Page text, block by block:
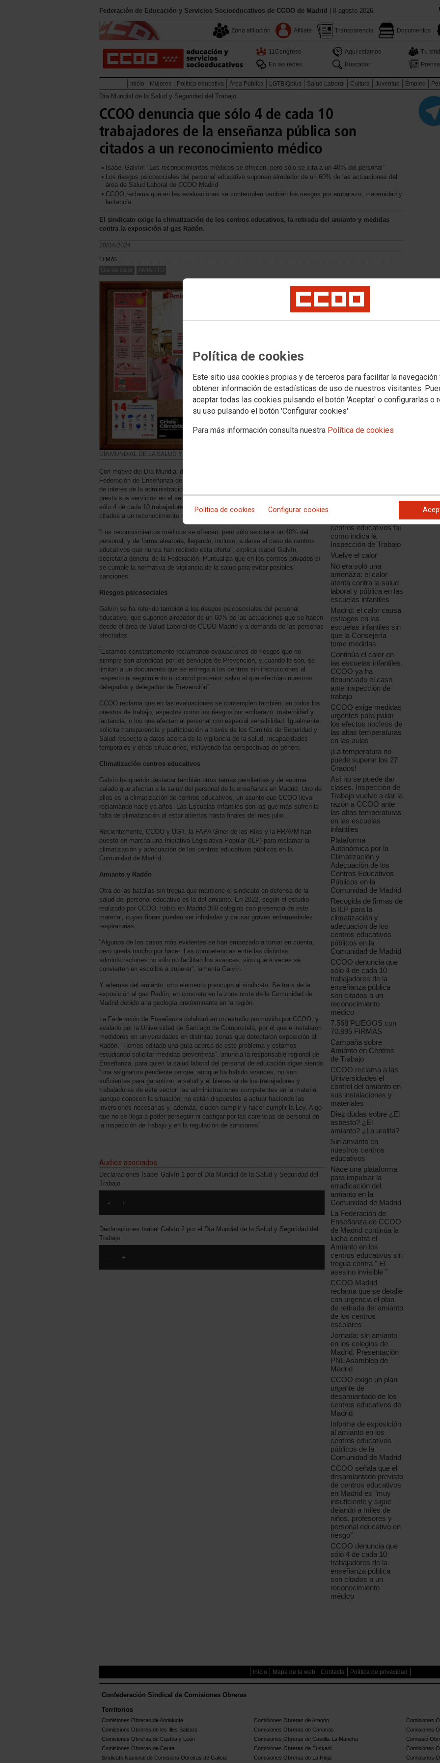
Política de cookies
Este sitio usa cookies propias y de terceros para facilitar la navegación
obtener información de estadísticas de uso de nuestros visitantes.
aceptar todas las cookies pulsando el botón 'Aceptar' o configurarlas o
su uso pulsando el botón 'Configurar cookies'
Para más información consulta nuestra Política de cookies
Política de cookies Configurar cookies
Federación de Educación y Servicios Socioeducativos de CCOO de Madrid | 8 agosto 2026.
Zona afiliación Afiliate Transparencia Documentos
11Congreso Aquí estamos
Tu
En las redes
Buscador Prensa
Inicio Mujeres Política educativa Área Pública LGTBIQplus Salud Laboral Cultura Juventud Empleo
Día Mundial de la Salud y Seguridad del Trabajo
CCOO denuncia que sólo 4 de cada 10
trabajadores de la enseñanza pública son
citados a un reconocimiento médico
Isabel Galvín: “Los reconocimientos médicos se ofrecen, pero sólo se cita a un 40% del personal”
Los riesgos psicosociales del personal educativo suponen alrededor de un 60% de las actuaciones del
área de Salud Laboral de CCOO Madrid
CCOO reclama que en las evaluaciones se contemplen también los riesgos por embarazo, maternidad y
lactancia
El sindicato exige la climatización de los centros educativos, la retirada del amianto y medidas
contra la exposición al gas Radón.
28/04/2024.
TEMAS
Ola de calor AMIANTO
DÍA MUNDIAL DE LA SALUD Y SEGURIDAD DEL TRABAJO 2024
Con motivo del Día Mundial de la Salud y la Seguridad en el Trabajo, la
Federación de Enseñanza de CCOO Madrid ha denunciado la desidia y la falta
de interés de la administración a la hora de proteger la salud del personal que
presta sus servicios en el sector de la educación. El sindicato advierte que
sólo 4 de cada 10 trabajadores y trabajadoras de la enseñanza pública son
citados a un reconocimiento médico.
“Los reconocimientos médicos se ofrecen, pero sólo se cita a un 40% del
personal, y de forma aleatoria, llegando, incluso, a darse el caso de centros
educativos que nunca han recibido esta oferta”, explica Isabel Galvín,
secretaria general de la Federación. Puntualiza que en los centros privados sí
se cumple la normativa de vigilancia de la salud para evitar posibles
sanciones.
Riesgos psicosociales
Galvín se ha referido también a los riesgos psicosociales del personal
educativo, que suponen alrededor de un 60% de las actuaciones que se hacen
desde el área de Salud Laboral de CCOO Madrid y a demanda de las personas
afectadas.
“Estamos constantemente reclamando evaluaciones de riesgos que no
siempre son atendidas por los servicios de Prevención, y cuando lo son, se
limitan a un documento que se entrega a los centros sin instrucciones al
respecto ni seguimiento ni control posterior, salvo el que efectúan nuestras
delegadas y delegados de Prevención”.
CCOO reclama que en las evaluaciones se contemplen también, en todos los
puestos de trabajo, aspectos como los riesgos por embarazo, maternidad y
lactancia, o los que afectan al personal con especial sensibilidad. Igualmente,
solicita transparencia y participación a través de los Comités de Seguridad y
Salud respecto a datos acerca de la vigilancia de la salud, incapacidades
temporales y otras situaciones, incluyendo las perspectivas de género.
Climatización centros educativos
Galvín ha querido destacar también otros temas pendientes y de enorme
calado que afectan a la salud del personal de la enseñanza en Madrid. Uno de
ellos es la climatización de centros educativos, un asunto que CCOO lleva
reclamando hace ya años. Las Escuelas Infantiles son las que más sufren la
falta de climatización al estar abiertas hasta finales del mes julio.
Recientemente, CCOO y UGT, la FAPA Giner de los Ríos y la FRAVM han
puesto en marcha una Iniciativa Legislativa Popular (ILP) para reclamar la
climatización y adecuación de los centros educativos públicos en la
Comunidad de Madrid.
Amianto y Radón
Otra de las batallas sin tregua que mantiene el sindicato en defensa de la
salud del personal educativo es la del amianto. En 2022, según el estudio
realizado por CCOO, había en Madrid 360 colegios con presencia de este
material, cuyas fibras pueden ser inhaladas y causar graves enfermedades
respiratorias.
“Algunos de los casos más evidentes se han empezado a tomar en cuenta,
pero queda mucho por hacer. Las competencias entre las distintas
administraciones no sólo no facilitan los avances, sino que a veces se
convierten en escollos a superar”, lamenta Galvín.
Y además del amianto, otro elemento preocupa al sindicato. Se trata de la
exposición al gas Radón, en concreto en la zona norte de la Comunidad de
Madrid debido a la geología predominante en la región.
La Federación de Enseñanza colaboró en un estudio promovido por CCOO, y
avalado por la Universidad de Santiago de Compostela, por el que e instalaron
medidores en universidades en distintas zonas que detectaron exposición al
Radón. “Hemos editado una guía acerca de este problema y estamos
estudiando solicitar medidas preventivas”, anuncia la responsable regional de
Enseñanza, para quien la salud laboral del personal de educación sigue siendo
“una asignatura pendiente porque, aunque ha habido avances, no son
suficientes para garantizar la salud y el bienestar de los trabajadores y
trabajadoras de este sector. las administraciones competentes en la materia,
aunque conocen la situación, no están dispuestos a actuar haciendo las
inversiones necesarias y, además, eluden cumplir y hacer cumplir la Ley. Algo
que no se llega a poder perseguir ni castigar por las carencias de personal en
la inspección de trabajo y en la regulación de sanciones”
Audios asociados
Declaraciones Isabel Galvín 1 por el Día Mundial de la Salud y Seguridad del
Trabajo
Declaraciones Isabel Galvín 2 por el Día Mundial de la Salud y Seguridad del
Trabajo
Noticias relacionadas
La Inspección de
Consejería de
centros educativos tal
como indica la
Inspección de Trabajo
Vuelve el calor
No era solo una
amenaza: el calor
atenta contra la salud
laboral y pública en las
escuelas infantiles
Madrid: el calor causa
estragos en las
escuelas infantiles sin
que la Consejería
tome medidas
Continúa el calor en
las escuelas infantiles.
CCOO ya ha
denunciado el caso
ante inspección de
trabajo
CCOO exige medidas
urgentes para paliar
los efectos nocivos de
las altas temperaturas
en las aulas
¡La temperatura no
puede superar los 27
Grados!
Así no se puede dar
clases. Inspección de
Trabajo vuelve a dar la
razón a CCOO ante
las altas temperaturas
en las escuelas
infantiles
Plataforma
Autonómica por la
Climatización y
Adecuación de los
Centros Educativos
Públicos en la
Comunidad de Madrid
Recogida de firmas de
la ILP para la
climatización y
adecuación de los
centros educativos
públicos en la
Comunidad de Madrid
CCOO denuncia que
sólo 4 de cada 10
trabajadores de la
enseñanza pública
son citados a un
reconocimiento
médico
7.568 PLIEGOS con
70.895 FIRMAS
Campaña sobre
Amianto en Centros
de Trabajo
CCOO reclama a las
Universidades el
control del amianto en
sus instalaciones y
materiales
Diez dudas sobre ¿El
asbesto? ¿El
amianto? ¿La uralita?
Sin amianto en
nuestros centros
educativos
Nace una plataforma
para impulsar la
erradicación del
amianto en la
Comunidad de Madrid
La Federación de
Enseñanza de CCOO
de Madrid continúa la
lucha contra el
Amianto en los
centros educativos sin
tregua contra " El
asesino invisible "
CCOO Madrid
reclama que se detalle
con urgencia el plan
de retirada del amianto
de los centros
escolares
Jornada: sin amianto
en los colegios de
Madrid. Presentación
PNL Asamblea de
Madrid
CCOO exige un plan
urgente de
desamiantado de los
centros educativos de
Madrid
Informe de exposición
al amianto en los
centros educativos
públicos de la
Comunidad de Madrid
CCOO señala que el
desamiantado previsto
de centros educativos
en Madrid es "muy
insuficiente y sigue
dejando a miles de
niños, profesores y
personal educativo en
riesgo"
CCOO denuncia que
sólo 4 de cada 10
trabajadores de la
enseñanza pública
son citados a un
reconocimiento
médico
Inicio Mapa de la web Contacta Politica de privacidad
Confederación Sindical de Comisiones Obreras
Territorios
Comisiones Obreras de Andalucía Comisiones Obreras de Aragón
Comisiones
Comissions Obreres de les Illes Balears
Comisiones Obreras de Canarias
Comisiones
Comisiones Obreras de Castilla y León
Comisiones Obreras de Castilla-La Mancha
Comissió
Comisiones Obreras de Ceuta
Comisiones Obreras de Euskadi
Comisiones
Sindicato Nacional de Comisions Obreiras de Galicia
Comisiones Obreras de La Rioja Comisiones